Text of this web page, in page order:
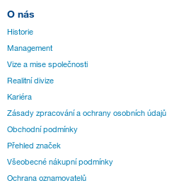
O nás
Historie
Management
Vize a mise společnosti
Realitní divize
Kariéra
Zásady zpracování a ochrany osobních údajů
Obchodní podmínky
Přehled značek
Všeobecné nákupní podmínky
Ochrana oznamovatelů